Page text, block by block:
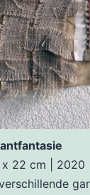
22 cm | 2020